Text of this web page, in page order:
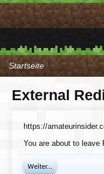
Startseite
External
https://
You are about to leave
Weiter...